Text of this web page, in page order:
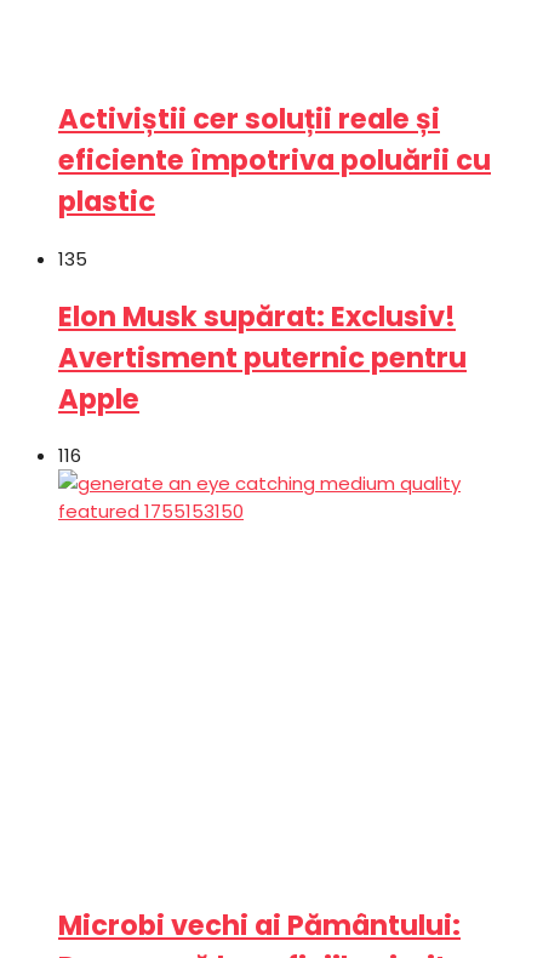
Activiștii cer soluții reale și
eficiente împotriva poluării cu
plastic
135
Elon Musk supărat: Exclusiv!
Avertisment puternic pentru
Apple
116
Microbi vechi ai Pământului: